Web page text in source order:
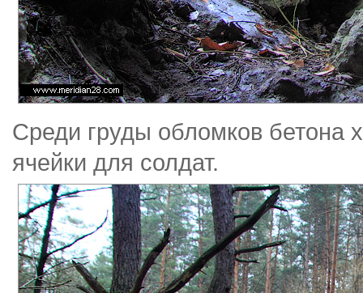
Среди груды обломков бетона
ячейки для солдат.